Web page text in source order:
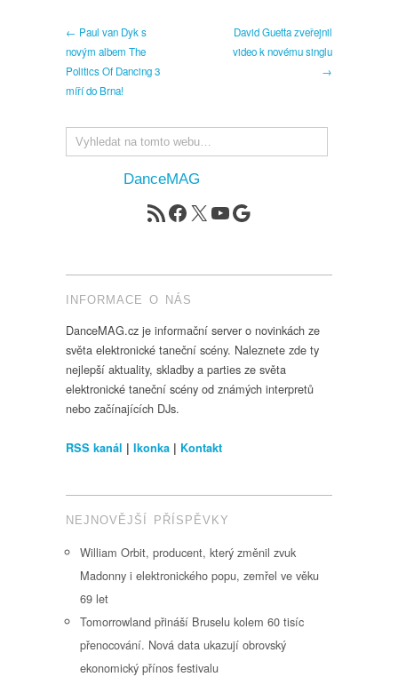
← Paul van Dyk s
novým albem The
Politics Of Dancing 3
míří do Brna!
David Guetta zveřejnil
video k novému singlu
→
DanceMAG
RSS zdrojFacebook
X YouTube
Google
INFORMACE O NÁS
DanceMAG.cz je informační server o novinkách ze
světa elektronické taneční scény. Naleznete zde ty
nejlepší aktuality, skladby a parties ze světa
elektronické taneční scény od známých interpretů
nebo začínajících DJs.
RSS kanál | Ikonka | Kontakt
NEJNOVĚJŠÍ PŘÍSPĚVKY
William Orbit, producent, který změnil zvuk
Madonny i elektronického popu, zemřel ve věku
69 let
Tomorrowland přináší Bruselu kolem 60 tisíc
přenocování. Nová data ukazují obrovský
ekonomický přínos festivalu